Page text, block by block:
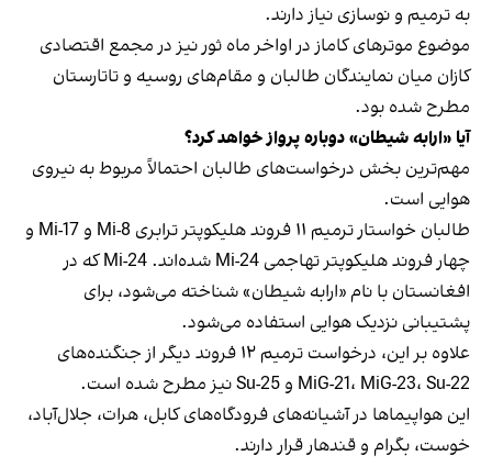
به ترمیم و نوسازی نیاز دارند.
موضوع موترهای کاماز در اواخر ماه ثور نیز در مجمع اقتصادی
کازان میان نمایندگان طالبان و مقام‌های روسیه و تاتارستان
مطرح شده بود.
آیا «ارابه شیطان» دوباره پرواز خواهد کرد؟
مهم‌ترین بخش درخواست‌های طالبان احتمالاً مربوط به نیروی
هوایی است.
طالبان خواستار ترمیم ۱۱ فروند هلیکوپتر ترابری Mi-8 و Mi-17 و
چهار فروند هلیکوپتر تهاجمی Mi-24 شده‌اند. Mi-24 که در
افغانستان با نام «ارابه شیطان» شناخته می‌شود، برای
پشتیبانی نزدیک هوایی استفاده می‌شود.
علاوه بر این، درخواست ترمیم ۱۲ فروند دیگر از جنگنده‌های
MiG-21، MiG-23، Su-22 و Su-25 نیز مطرح شده است.
این هواپیماها در آشیانه‌های فرودگاه‌های کابل، هرات، جلال‌آباد،
خوست، بگرام و قندهار قرار دارند.